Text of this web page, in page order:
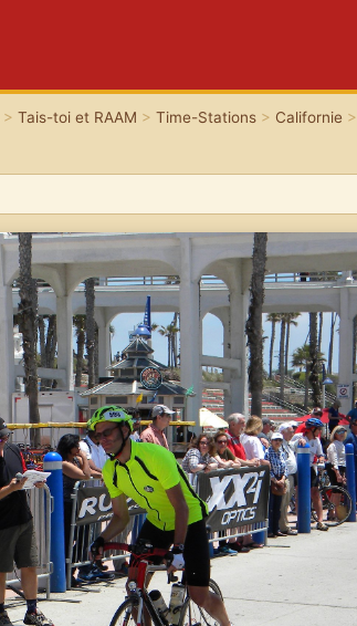
>Tais-toi et RAAM >Time-Stations > Californie >